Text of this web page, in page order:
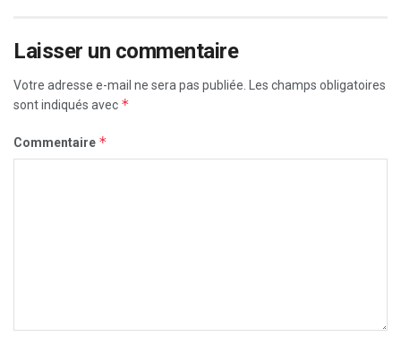
Laisser un commentaire
Votre adresse e-mail ne sera pas publiée. Les champs obligatoires
sont indiqués avec *
Commentaire *